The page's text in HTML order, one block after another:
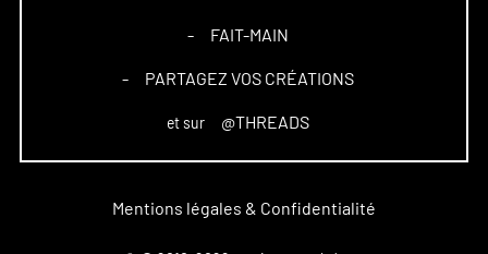
– FAIT-MAIN
– PARTAGEZ VOS CRÉATIONS
et sur @THREADS
Mentions légales & Confidentialité